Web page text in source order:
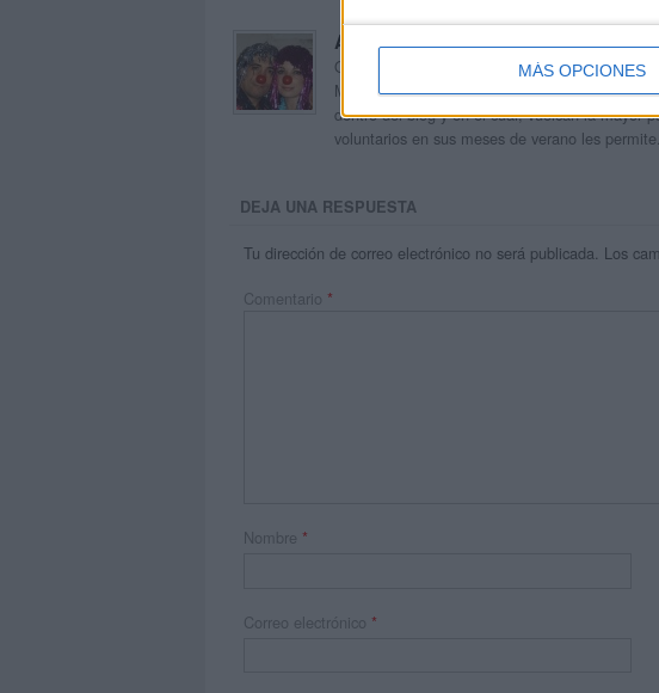
MÁS OPCIONES
Acerca de orientacionandujar
Orientación Andújar no es solo un blog, es la
Maribel, que además de ser pareja, son los
dentro del blog y en el cual, vuelcan la mayor
voluntarios en sus meses de verano les permite.
DEJA UNA RESPUESTA
Tu dirección de correo electrónico no será publicada. Los
Comentario *
Nombre *
Correo electrónico *